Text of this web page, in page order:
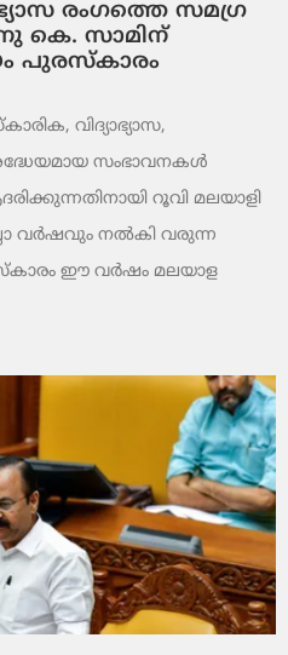
രംഗത്തെ സമഗ്ര
കെ. സാമിന്
പുരസ്‌കാരം
വിദ്യാഭ്യാസ,
സംഭാവനകൾ
റൂവി മലയാളി
വർഷവും നൽകി വരുന്ന
ഈ വർഷം മലയാള